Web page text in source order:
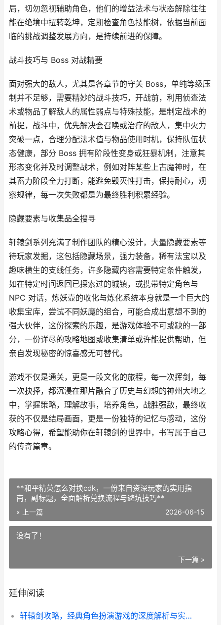
局，切勿忽视辅助角色，他们的增益法术与状态解除往往
能在绝境中扭转乾坤，定期检查角色技能树，依据当前面
临的挑战调整发展方向，是持续前进的保障。
战斗技巧与 Boss 对战精要
面对强大的敌人，尤其是各章节的守关 Boss，单纯等级压
制并不足够，需要精妙的战斗技巧，开战前，利用侦查法
术或物品了解敌人的属性弱点与特殊技能，是制定战术的
前提，战斗中，优先解决会召唤或治疗的敌人，集中火力
突破一点，合理分配法术值与物品使用时机，保持队伍状
态健康，部分 Boss 拥有阶段性变身或狂暴机制，注意其
形态变化并及时调整战术，例如对阵某些上古魔神时，在
其蓄力阶段全力打断，能避免毁灭性打击，保持耐心，观
察规律，每一次失败都是为最终胜利积累经验。
隐藏要素与收集品全搜寻
轩辕剑系列充满了制作团队的精心设计，大量隐藏要素等
待玩家发掘，这包括隐藏场景，强力装备，稀有法宝以及
趣味横生的支线任务，许多隐藏内容需要特定条件触发，
如在特定时间返回已探索过的城镇，或携带特定角色与
NPC 对话，炼妖壶的收化与炼化系统本身就是一个巨大的
收集宝库，尝试不同妖魔的组合，可能合成出意想不到的
强大伙伴，这份探索的乐趣，是游戏体验不可或缺的一部
分，一份详尽的攻略地图或收集清单或许能提供帮助，但
亲自发现秘密的惊喜感无可替代。
游戏不仅是通关，更是一段文化的旅程，每一次挥剑，每
一次抉择，都沉浸在那片融合了历史与幻想的神州大地之
中，掌握策略，理解故事，培养角色，战胜强敌，最终收
获的不仅是结局画面，更是一份独特的记忆与感动，这份
攻略心得，希望能助你在轩辕剑的世界中，书写属于自己
的传奇篇章。
**和平精英怎么对换cdk，一份来自资深玩家的实用指
南，副标题，全面解析兑换流程与避坑技巧**
« 上一篇 2026-06-15
没有了！
下一篇 »
延伸阅读
轩辕剑攻略，经典角色扮演游戏的深度解析与实战指南，副标题，资深玩家的策略心得与剧情脉络梳理